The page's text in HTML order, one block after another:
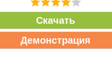
Скачать
Демонстрация